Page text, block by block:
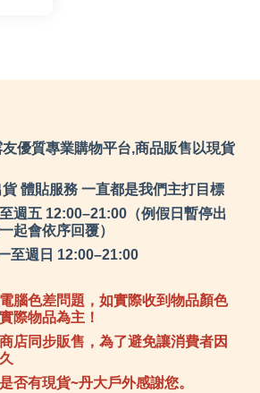
優質專業購物平台,商品販售以現貨
體貼服務 一直都是我們主打目標
週五 12:00–21:00（例假日暫停出
起會依序回覆）
至週日 12:00–21:00
腦色差問題，如實際收到物品顏色
際物品為主！
店同步販售，為了避免讓消費者因
否有現貨~丹大戶外感謝您。